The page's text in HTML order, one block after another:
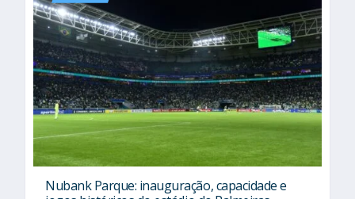
Nubank Parque: inauguração, capacidade e